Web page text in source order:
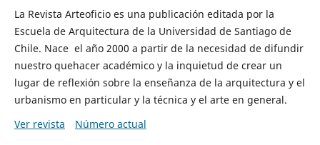
La Revista Arteoficio es una publicación editada por la
Escuela de Arquitectura de la Universidad de Santiago de
Chile. Nace el año 2000 a partir de la necesidad de difundir
nuestro quehacer académico y la inquietud de crear un
lugar de reflexión sobre la enseñanza de la arquitectura y el
urbanismo en particular y la técnica y el arte en general.
Ver revista
Número actual